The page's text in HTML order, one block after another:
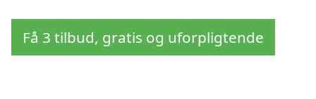
Få 3 tilbud, gratis og uforpligtende